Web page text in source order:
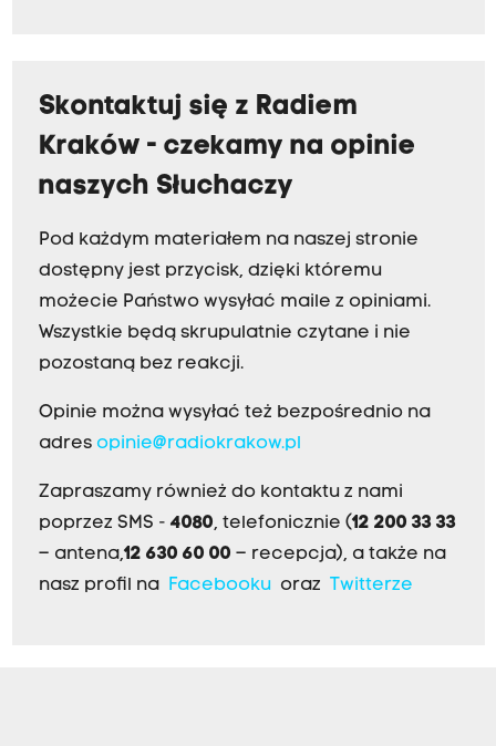
Skontaktuj się z Radiem
Kraków - czekamy na opinie
naszych Słuchaczy
Pod każdym materiałem na naszej stronie
dostępny jest przycisk, dzięki któremu
możecie Państwo wysyłać maile z opiniami.
Wszystkie będą skrupulatnie czytane i nie
pozostaną bez reakcji.
Opinie można wysyłać też bezpośrednio na
adres opinie@radiokrakow.pl
Zapraszamy również do kontaktu z nami
poprzez SMS - 4080, telefonicznie (12 200 33 33
– antena,12 630 60 00 – recepcja), a także na
nasz profil na Facebookuoraz Twitterze